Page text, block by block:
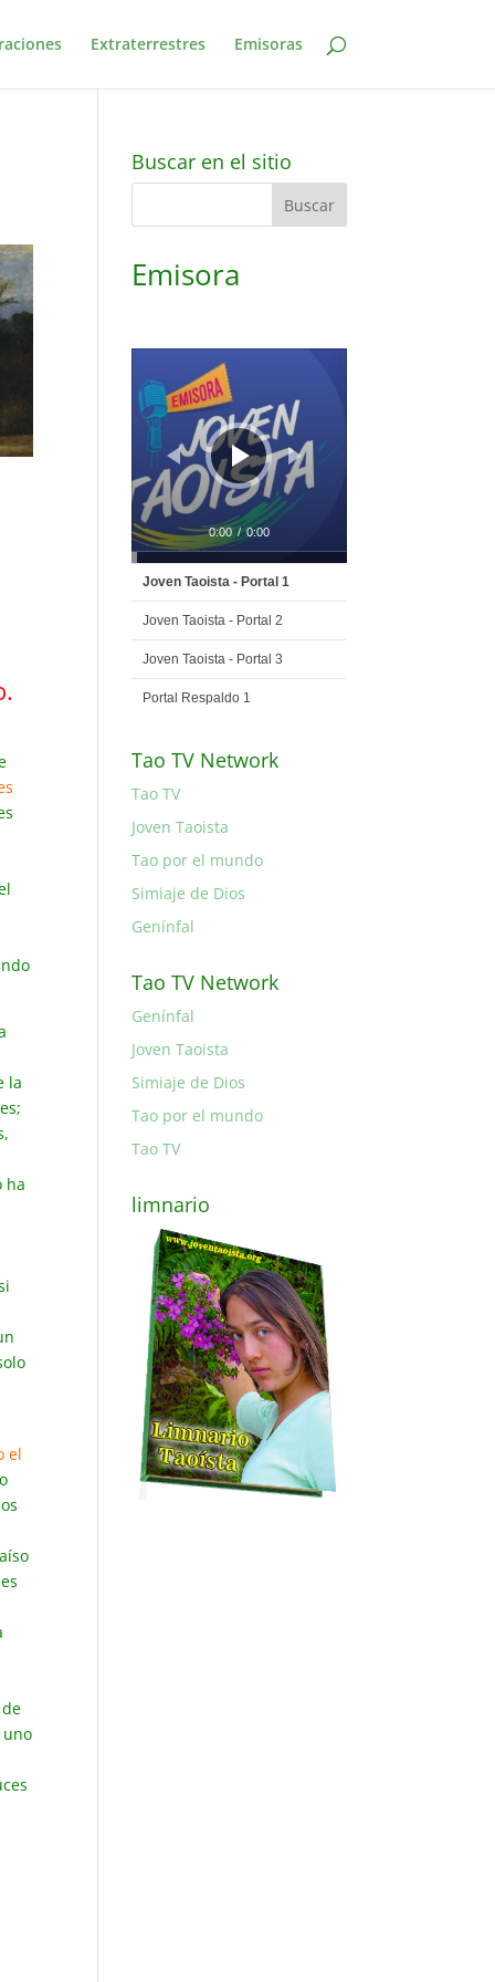
Extraterrestres Emisoras
la
ha
el
uno
Buscar en el sitio
Emisora
Reproductor
audio
0:00 / 0:00
Joven Taoista - Portal 1
Joven Taoista - Portal 2
Joven Taoista - Portal 3
Portal Respaldo 1
Tao TV Network
Tao TV
Joven Taoista
Tao por el mundo
Simiaje de Dios
Genínfal
Tao TV Network
Genínfal
Joven Taoista
Simiaje de Dios
Tao por el mundo
Tao TV
limnario